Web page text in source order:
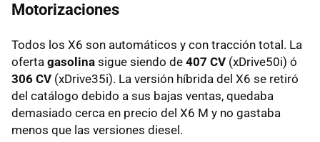
Motorizaciones
Todos los X6 son automáticos y con tracción total. La
oferta gasolina sigue siendo de 407 CV (xDrive50i) ó
306 CV (xDrive35i). La versión híbrida del X6 se retiró
del catálogo debido a sus bajas ventas, quedaba
demasiado cerca en precio del X6 M y no gastaba
menos que las versiones diesel.